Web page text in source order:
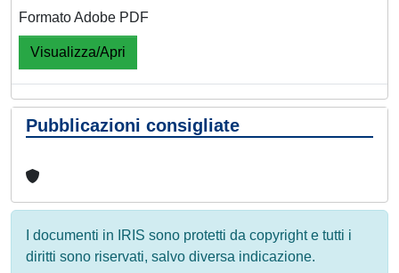
Formato Adobe PDF
Visualizza/Apri
Pubblicazioni consigliate
I documenti in IRIS sono protetti da copyright e tutti i
diritti sono riservati, salvo diversa indicazione.